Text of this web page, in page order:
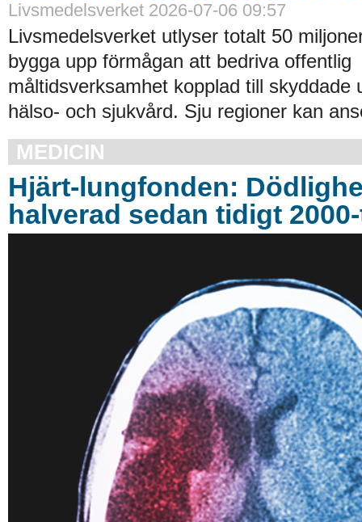
Livsmedelsverket 2026-07-06 09:57
Livsmedelsverket utlyser totalt 50
bygga upp förmågan att bedriva offentlig
måltidsverksamhet kopplad till skyddade
hälso- och sjukvård. Sju regioner kan
MEDICIN
Hjärt-lungfonden:
halverad sedan tidigt